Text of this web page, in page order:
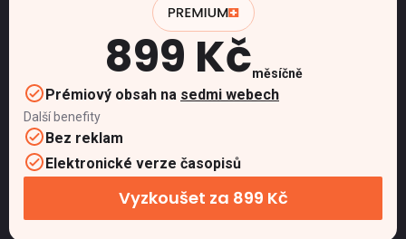
899 Kčměsíčně
Prémiový obsah na sedmi webech
Další benefity
Bez reklam
Elektronické verze časopisů
Vyzkoušet za 899 Kč